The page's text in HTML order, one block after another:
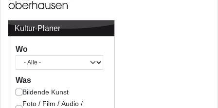
Kultur-Planer
Wo
Was
Bildende Kunst
Foto / Film / Audio /